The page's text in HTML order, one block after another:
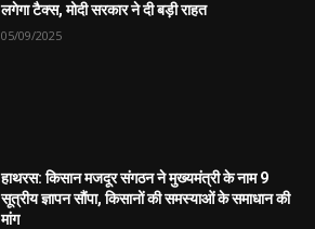
लगेगा टैक्स, मोदी सरकार ने दी बड़ी राहत
05/09/2025
हाथरस: किसान मजदूर संगठन ने मुख्यमंत्री के नाम 9
सूत्रीय ज्ञापन सौंपा, किसानों की समस्याओं के समाधान की
मांग